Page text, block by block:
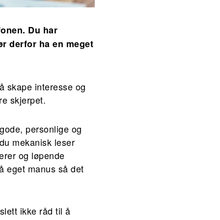
Du har
derfor ha en meget
skape interesse og
skjerpet.
personlige og
mekanisk leser
og løpende
eget manus så det
ikke råd til å